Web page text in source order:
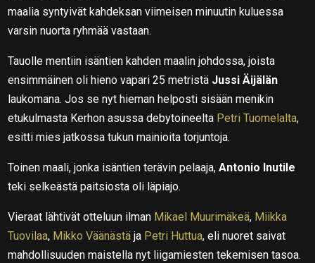
maalia syntyivät kahdeksan viimeisen minuutin kuluessa
varsin nuorta ryhmää vastaan.
Tauolle mentiin isäntien kahden maalin johdossa, joista
ensimmäinen oli hieno vapari 25 metristä Jussi Äijälän
laukomana. Jos se nyt hieman helposti sisään menikin
etukulmasta Kerhon asussa debytoineelta Petri Tuomelalta,
esitti mies jatkossa tukun mainioita torjuntoja.
Toinen maali, jonka isäntien terävin pelaaja, Antonio Inutile
teki selkeästä paitsiosta oli läpiajo.
Vieraat lähtivät otteluun ilman Mikael Muurimäkeä, Miikka
Tuovilaa, Mikko Väänästä ja Petri Huttua, eli nuoret saivat
mahdollisuuden maistella nyt liigamiesten tekemisen tasoa.